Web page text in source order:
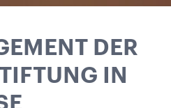
DER
IN